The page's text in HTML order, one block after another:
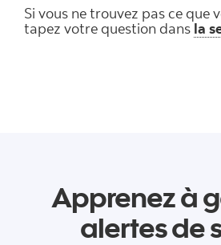
Si vous ne trouvez pas ce que
tapez votre question dans la
Apprenez à
alertes de